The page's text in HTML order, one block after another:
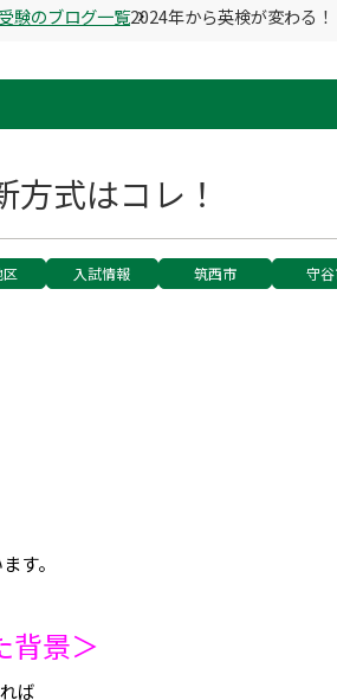
験のブログ一覧2024年から英検が変わる
式はコレ！
区 入試情報 筑西市 守
す。
背景＞
ば